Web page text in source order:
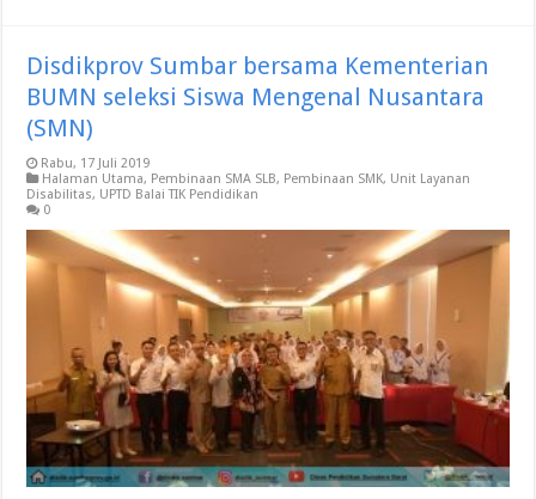
Disdikprov Sumbar bersama Kementerian
BUMN seleksi Siswa Mengenal Nusantara
(SMN)
Rabu, 17 Juli 2019
Halaman Utama, Pembinaan SMA SLB, Pembinaan SMK, Unit Layanan
Disabilitas, UPTD Balai TIK Pendidikan
0